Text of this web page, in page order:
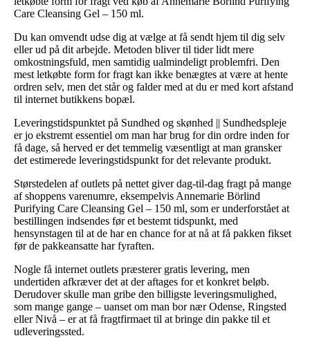
Care Cleansing Gel – 150 ml.
Du kan omvendt udse dig at vælge at få sendt hjem til dig selv
eller ud på dit arbejde. Metoden bliver til tider lidt mere
omkostningsfuld, men samtidig ualmindeligt problemfri. Den
mest letkøbte form for fragt kan ikke benægtes at være at hente
ordren selv, men det står og falder med at du er med kort afstand
til internet butikkens bopæl.
Leveringstidspunktet på Sundhed og skønhed || Sundhedspleje
er jo ekstremt essentiel om man har brug for din ordre inden for
få dage, så herved er det temmelig væsentligt at man gransker
det estimerede leveringstidspunkt for det relevante produkt.
Størstedelen af outlets på nettet giver dag-til-dag fragt på mange
af shoppens varenumre, eksempelvis Annemarie Börlind
Purifying Care Cleansing Gel – 150 ml, som er underforstået at
bestillingen indsendes før et bestemt tidspunkt, med
hensynstagen til at de har en chance for at nå at få pakken fikset
før de pakkeansatte har fyraften.
Nogle få internet outlets præsterer gratis levering, men
undertiden afkræver det at der aftages for et konkret beløb.
Derudover skulle man gribe den billigste leveringsmulighed,
som mange gange – uanset om man bor nær Odense, Ringsted
eller Nivå – er at få fragtfirmaet til at bringe din pakke til et
udleveringssted.